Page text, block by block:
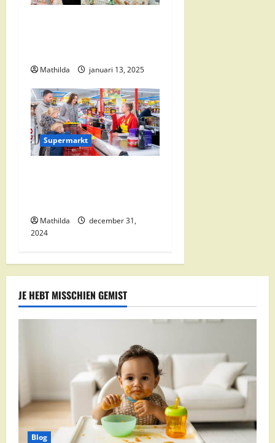
i
Mathilda januari 13, 2025
Supermarkt
Mathilda
december 31,
2024
JE HEBT MISSCHIEN GEMIST
Blog